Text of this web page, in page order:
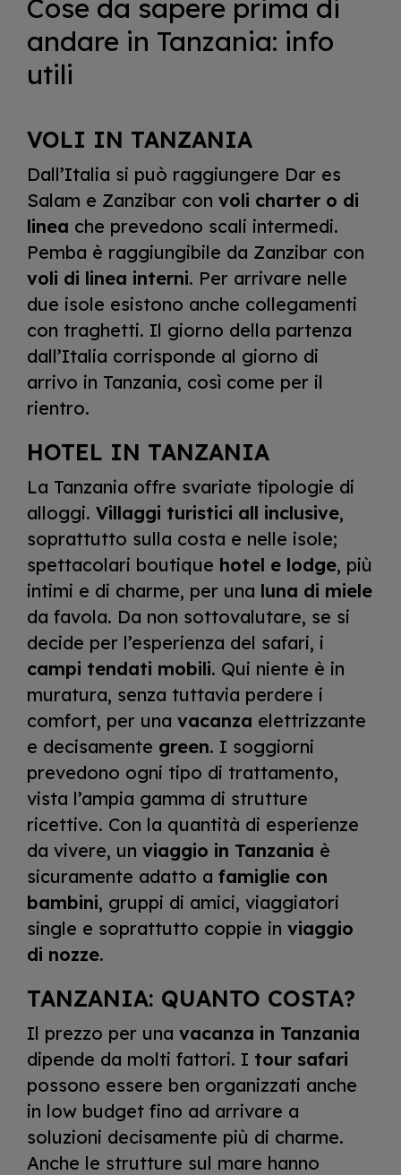
Cose da sapere prima di
andare in Tanzania: info
utili
VOLI IN TANZANIA
Dall’Italia si può raggiungere Dar es
Salam e Zanzibar con voli charter o di
linea che prevedono scali intermedi.
Pemba è raggiungibile da Zanzibar con
voli di linea interni. Per arrivare nelle
due isole esistono anche collegamenti
con traghetti. Il giorno della partenza
dall’Italia corrisponde al giorno di
arrivo in Tanzania, così come per il
rientro.
HOTEL IN TANZANIA
La Tanzania offre svariate tipologie di
alloggi. Villaggi turistici all inclusive,
soprattutto sulla costa e nelle isole;
spettacolari boutique hotel e lodge, più
intimi e di charme, per una luna di miele
da favola. Da non sottovalutare, se si
decide per l’esperienza del safari, i
campi tendati mobili. Qui niente è in
muratura, senza tuttavia perdere i
comfort, per una vacanza elettrizzante
e decisamente green. I soggiorni
prevedono ogni tipo di trattamento,
vista l’ampia gamma di strutture
ricettive. Con la quantità di esperienze
da vivere, un viaggio in Tanzania è
sicuramente adatto a famiglie con
bambini, gruppi di amici, viaggiatori
single e soprattutto coppie in viaggio
di nozze.
TANZANIA: QUANTO COSTA?
Il prezzo per una vacanza in Tanzania
dipende da molti fattori. I tour safari
possono essere ben organizzati anche
in low budget fino ad arrivare a
soluzioni decisamente più di charme.
Anche le strutture sul mare hanno